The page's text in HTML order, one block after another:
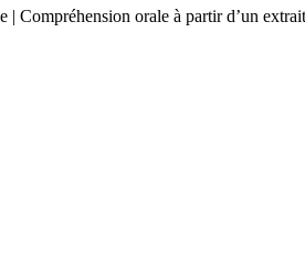
Compréhension orale à partir d’un